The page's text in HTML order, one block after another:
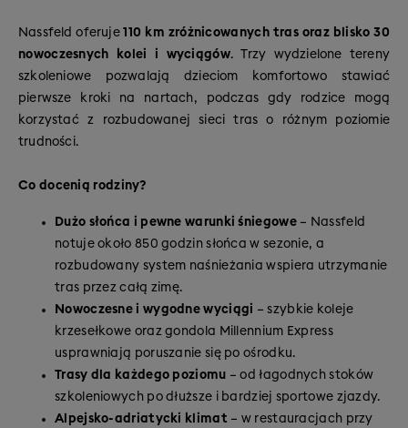
Nassfeld oferuje110 km zróżnicowanych tras oraz blisko 30
nowoczesnych kolei i wyciągów. Trzy wydzielone tereny
szkoleniowe pozwalają dzieciom komfortowo stawiać
pierwsze kroki na nartach, podczas gdy rodzice mogą
korzystać z rozbudowanej sieci tras o różnym poziomie
trudności.
Co docenią rodziny?
Dużo słońca i pewne warunki śniegowe– Nassfeld
notuje około 850 godzin słońca w sezonie, a
rozbudowany system naśnieżania wspiera utrzymanie
tras przez całą zimę.
Nowoczesne i wygodne wyciągi – szybkie koleje
krzesełkowe oraz gondola Millennium Express
usprawniają poruszanie się po ośrodku.
Trasy dla każdego poziomu – od łagodnych stoków
szkoleniowych po dłuższe i bardziej sportowe zjazdy.
Alpejsko-adriatycki klimat– w restauracjach przy